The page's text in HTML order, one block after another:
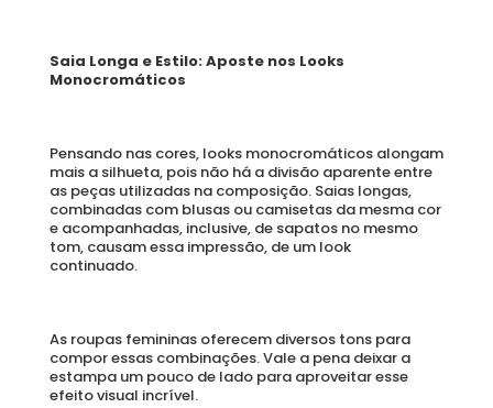
Saia Longa e Estilo: Aposte nos Looks
Monocromáticos
Pensando nas cores, looks monocromáticos alongam
mais a silhueta, pois não há a divisão aparente entre
as peças utilizadas na composição. Saias longas,
combinadas com blusas ou camisetas da mesma cor
e acompanhadas, inclusive, de sapatos no mesmo
tom, causam essa impressão, de um look
continuado.
As roupas femininas oferecem diversos tons para
compor essas combinações. Vale a pena deixar a
estampa um pouco de lado para aproveitar esse
efeito visual incrível.